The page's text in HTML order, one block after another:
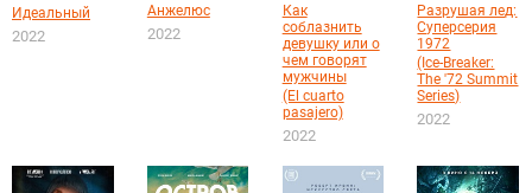
Идеальный
2022
Анжелюс
2022
Как
соблазнить
девушку или о
чем говорят
мужчины
(El cuarto
pasajero)
2022
Разрушая лед:
Суперсерия
1972
(Ice-Breaker:
The '72 Summit
Series)
2022